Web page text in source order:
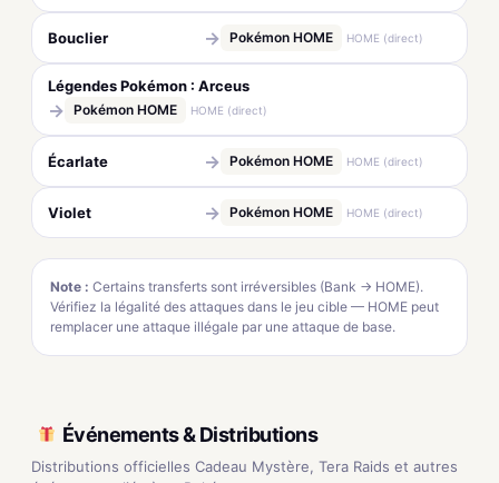
Bouclier → Pokémon HOME HOME (direct)
Légendes Pokémon : Arceus
→ Pokémon HOME HOME (direct)
Écarlate → Pokémon HOME HOME (direct)
Violet → Pokémon HOME HOME (direct)
Note : Certains transferts sont irréversibles (Bank → HOME).
Vérifiez la légalité des attaques dans le jeu cible — HOME peut
remplacer une attaque illégale par une attaque de base.
Événements & Distributions
Distributions officielles Cadeau Mystère, Tera Raids et autres